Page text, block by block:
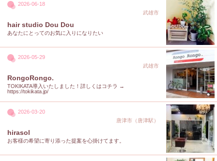
2026-06-18
武雄市
hair studio Dou Dou
あなたにとってのお気に入りになりたい
2026-05-29
武雄市
RongoRongo.
TOKIKATA導入いたしました！詳しくはコチラ →
https://tokikata.jp/
2026-03-20
唐津市（唐津駅）
hirasol
お客様の希望に寄り添った提案を心掛けてます。